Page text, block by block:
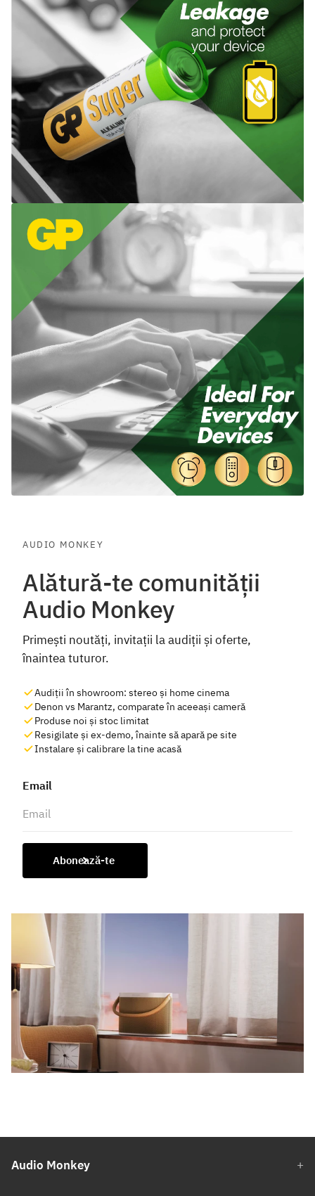
AUDIO MONKEY
Alătură-te comunității
Audio Monkey
Primești noutăți, invitații la audiții și oferte,
înaintea tuturor.
Audiții în showroom: stereo și home cinema
Denon vs Marantz, comparate în aceeași cameră
Produse noi și stoc limitat
Resigilate și ex-demo, înainte să apară pe site
Instalare și calibrare la tine acasă
Email
Abonează-te
Audio Monkey